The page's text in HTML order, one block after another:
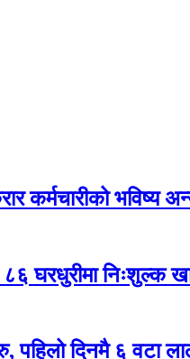
कर्मचारीको भविष्य
घरधुरीमा निःशुल्क
पहिलो दिनमै ६ वटा